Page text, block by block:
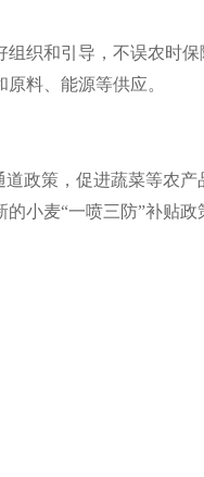
织和引导，不误农时
料、能源等供应。
政策，促进蔬菜等农
小麦“一喷三防”补贴